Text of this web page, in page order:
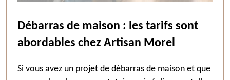
Débarras de maison : les tarifs sont
abordables chez Artisan Morel
Si vous avez un projet de débarras de maison et que